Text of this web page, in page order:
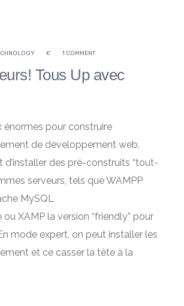
K' 1 COMMENT
Tous Up avec
énormes pour construire
de développement web.
d’installer des pré-construits “tout-
serveurs, tels que WAMPP
MySQL
XAMP la version “friendly” pour
mode expert, on peut installer les
et ce casser la tête à la